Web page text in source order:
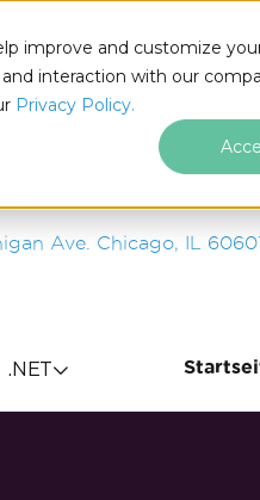
improve and customize
interaction with our
Privacy Policy.
Ave. Chicago, IL
.NET